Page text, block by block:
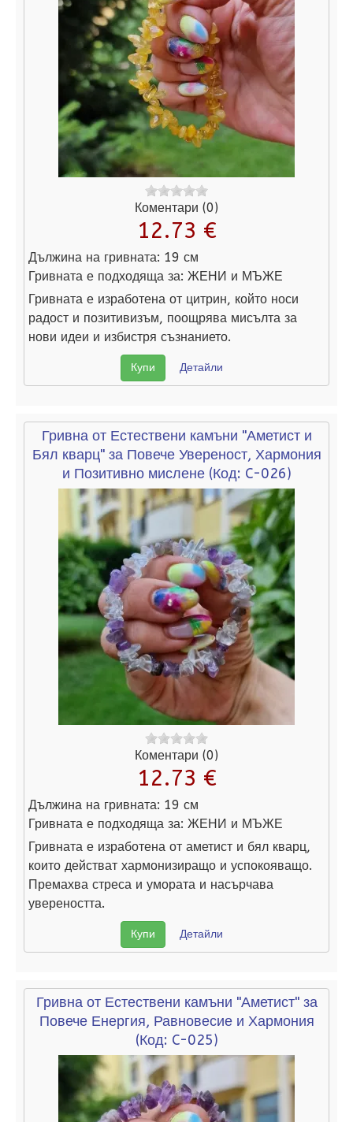
Коментари (0)
12.73 €
Дължина на гривната: 19 см
Гривната е подходяща за: ЖЕНИ и МЪЖЕ
Гривната е изработена от цитрин, който носи
радост и позитивизъм, поощрява мисълта за
нови идеи и избистря съзнанието.
Купи Детайли
Гривна от Естествени камъни "Аметист и
Бял кварц" за Повече Увереност, Хармония
и Позитивно мислене (Код: C-026)
Коментари (0)
12.73 €
Дължина на гривната: 19 см
Гривната е подходяща за: ЖЕНИ и МЪЖЕ
Гривната е изработена от аметист и бял кварц,
които действат хармонизиращо и успокояващо.
Премахва стреса и умората и насърчава
увереността.
Купи Детайли
Гривна от Естествени камъни "Аметист" за
Повече Енергия, Равновесие и Хармония
(Код: C-025)